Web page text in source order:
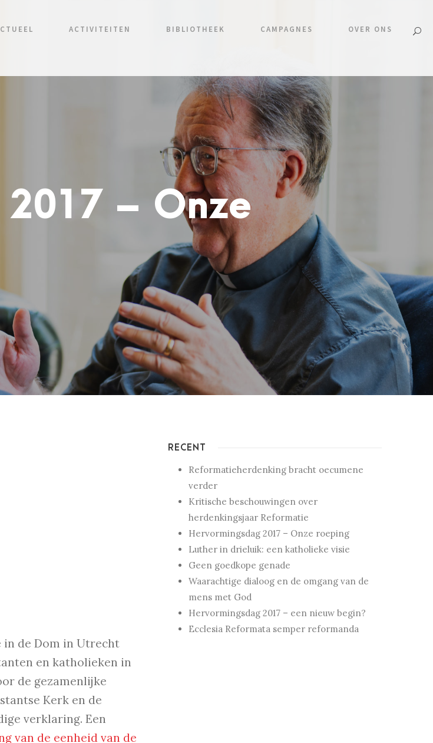
ACTIVITEITEN BIBLIOTHEEK CAMPAGNES OVER ONS
– Onze
in de Dom in Utrecht
en katholieken in
de gezamenlijke
Kerk en de
verklaring. Een
van de eenheid van de
RECENT
Reformatieherdenking bracht oecumene
verder
Kritische beschouwingen over
herdenkingsjaar Reformatie
Hervormingsdag 2017 – Onze roeping
Luther in drieluik: een katholieke visie
Geen goedkope genade
Waarachtige dialoog en de omgang van de
mens met God
Hervormingsdag 2017 – een nieuw begin?
Ecclesia Reformata semper reformanda